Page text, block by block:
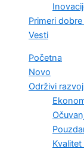
Primeri
Vesti
Početna
Novo
Održivi razvoj